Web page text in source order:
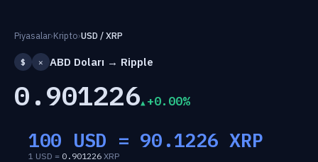
Piyasalar›Kripto›USD / XRP
$ ✕ ABD Doları → Ripple
0.901226 +0.00%
100 USD = 90.1226 XRP
1 USD = 0.901226 XRP